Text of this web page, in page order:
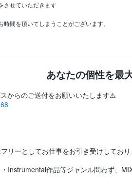
させていただきます
間を頂いてしまうことがございます。
あなたの個性を最
リーとしてお仕事をお引き受けしており
Instrumental作品等ジャンル問わず、